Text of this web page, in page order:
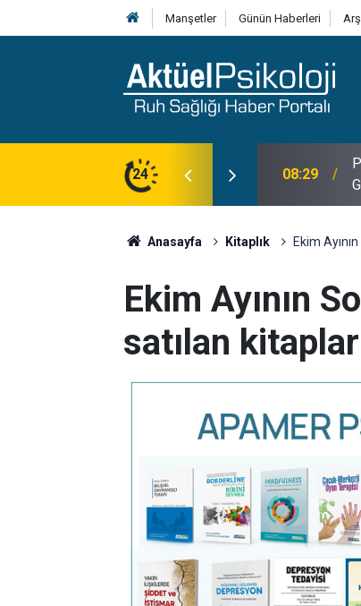
Manşetler Günün Haberleri
24
Klinik Özellikleri, Tanı Kriterleri ve
10:30
Anasayfa Kitaplık Ekim
Ekim Ayının
satılan kitaplar